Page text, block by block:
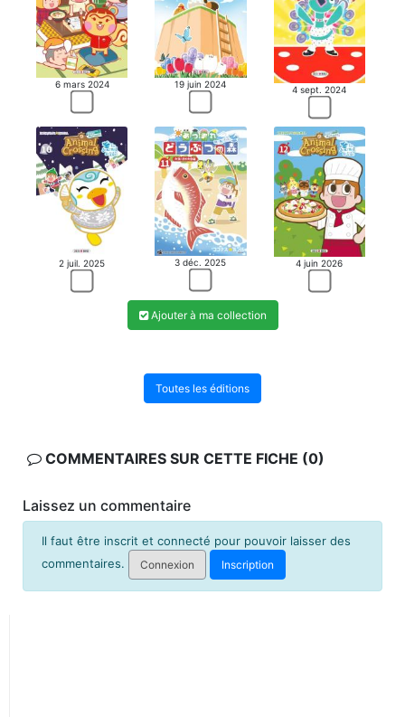
6 mars 2024 19 juin 2024 4 sept. 2024
2 juil. 2025 3 déc. 2025 4 juin 2026
Ajouter à ma collection
Toutes les éditions
COMMENTAIRES SUR CETTE FICHE (0)
Laissez un commentaire
Il faut être inscrit et connecté pour pouvoir laisser des
commentaires.
Connexion Inscription